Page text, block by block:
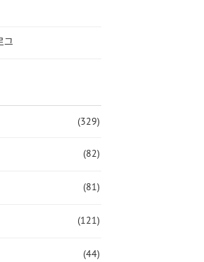
그
(329)
(82)
(81)
(121)
(44)